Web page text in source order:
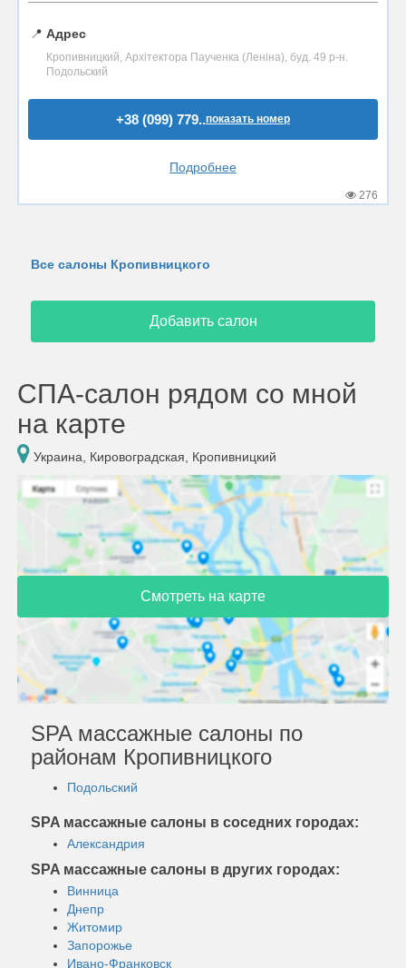
📍 Адрес
Кропивницкий, Архітектора Паученка (Леніна), буд. 49 р-н.
Подольский
+38 (099) 779..показать номер
Подробнее
276
Все салоны Кропивницкого
Добавить салон
СПА-салон рядом со мной
на карте
Украина, Кировоградская, Кропивницкий
Смотреть на карте
SPA массажные салоны по
районам Кропивницкого
Подольский
SPA массажные салоны в соседних городах:
Александрия
SPA массажные салоны в других городах:
Винница
Днепр
Житомир
Запорожье
Ивано-Франковск